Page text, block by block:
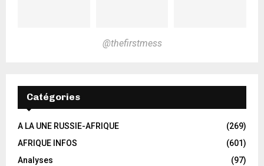
@thefirstmess
Catégories
A LA UNE RUSSIE-AFRIQUE
(269)
AFRIQUE INFOS
(601)
Analyses
(97)